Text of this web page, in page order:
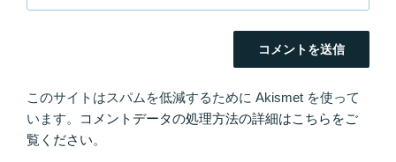
このサイトはスパムを低減するために Akismet を使って
います。
コメントデータの処理方法の詳細はこちらをご
覧ください。